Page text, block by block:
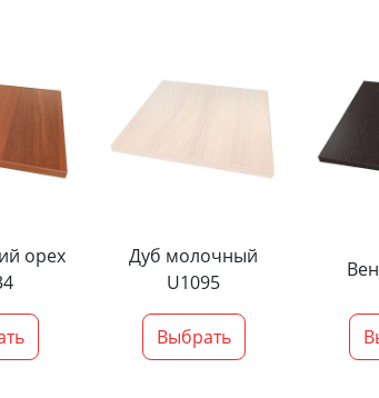
орех
Дуб молочный
U1095
Выбрать